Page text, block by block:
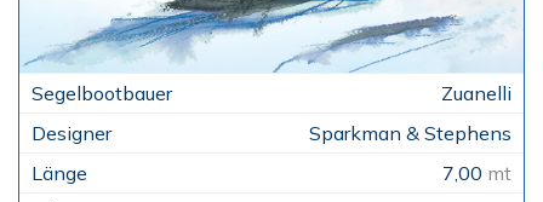
Zuanelli
Sparkman & Stephens
7,00 mt